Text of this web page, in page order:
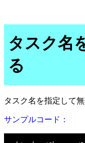
タスク名
る
タスク名を指定して
サンプルコード：